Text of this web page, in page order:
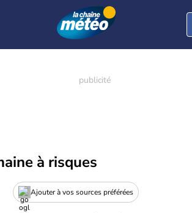
à risques
Ajouter à vos sources préférées